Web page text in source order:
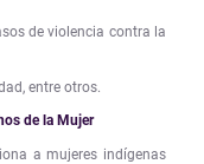
de violencia contra la
entre otros.
de la Mujer
a mujeres indígenas